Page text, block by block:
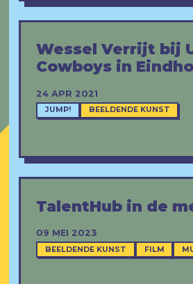
24 APR 2021
JUMP! BEELDENDE KUNST
Wessel Verrijt bij
Cowboys in
09 MEI 2023
BEELDENDE KUNST FILM
TalentHub in de